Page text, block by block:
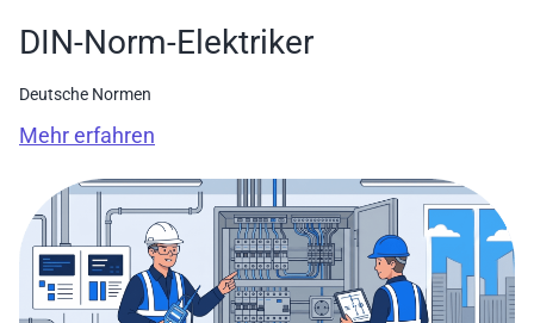
DIN-Norm-Elektriker
Deutsche Normen
Mehr erfahren